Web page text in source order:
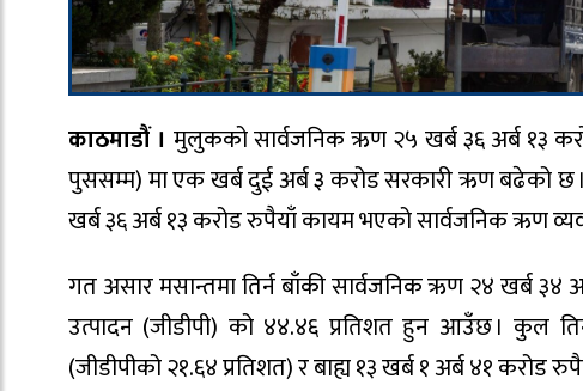
काठमाडौं ।मुलुकको सार्वजनिक ऋण २५ खर्ब ३६ अर्ब १३
पुससम्म) मा एक खर्ब दुई अर्ब ३ करोड सरकारी ऋण बढेको
खर्ब ३६ अर्ब १३ करोड रुपैयाँ कायम भएको सार्वजनिक ऋण
गत असार मसान्तमा तिर्न बाँकी सार्वजनिक ऋण २४ खर्ब ३४
उत्पादन (जीडीपी) को ४४.४६ प्रतिशत हुन आउँछ । कुल
(जीडीपीको २१.६४ प्रतिशत) र बाह्य १३ खर्ब १ अर्ब ४१ करोड